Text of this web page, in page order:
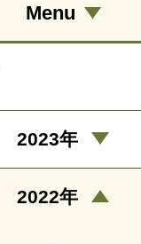
Menu
2023年
2022年